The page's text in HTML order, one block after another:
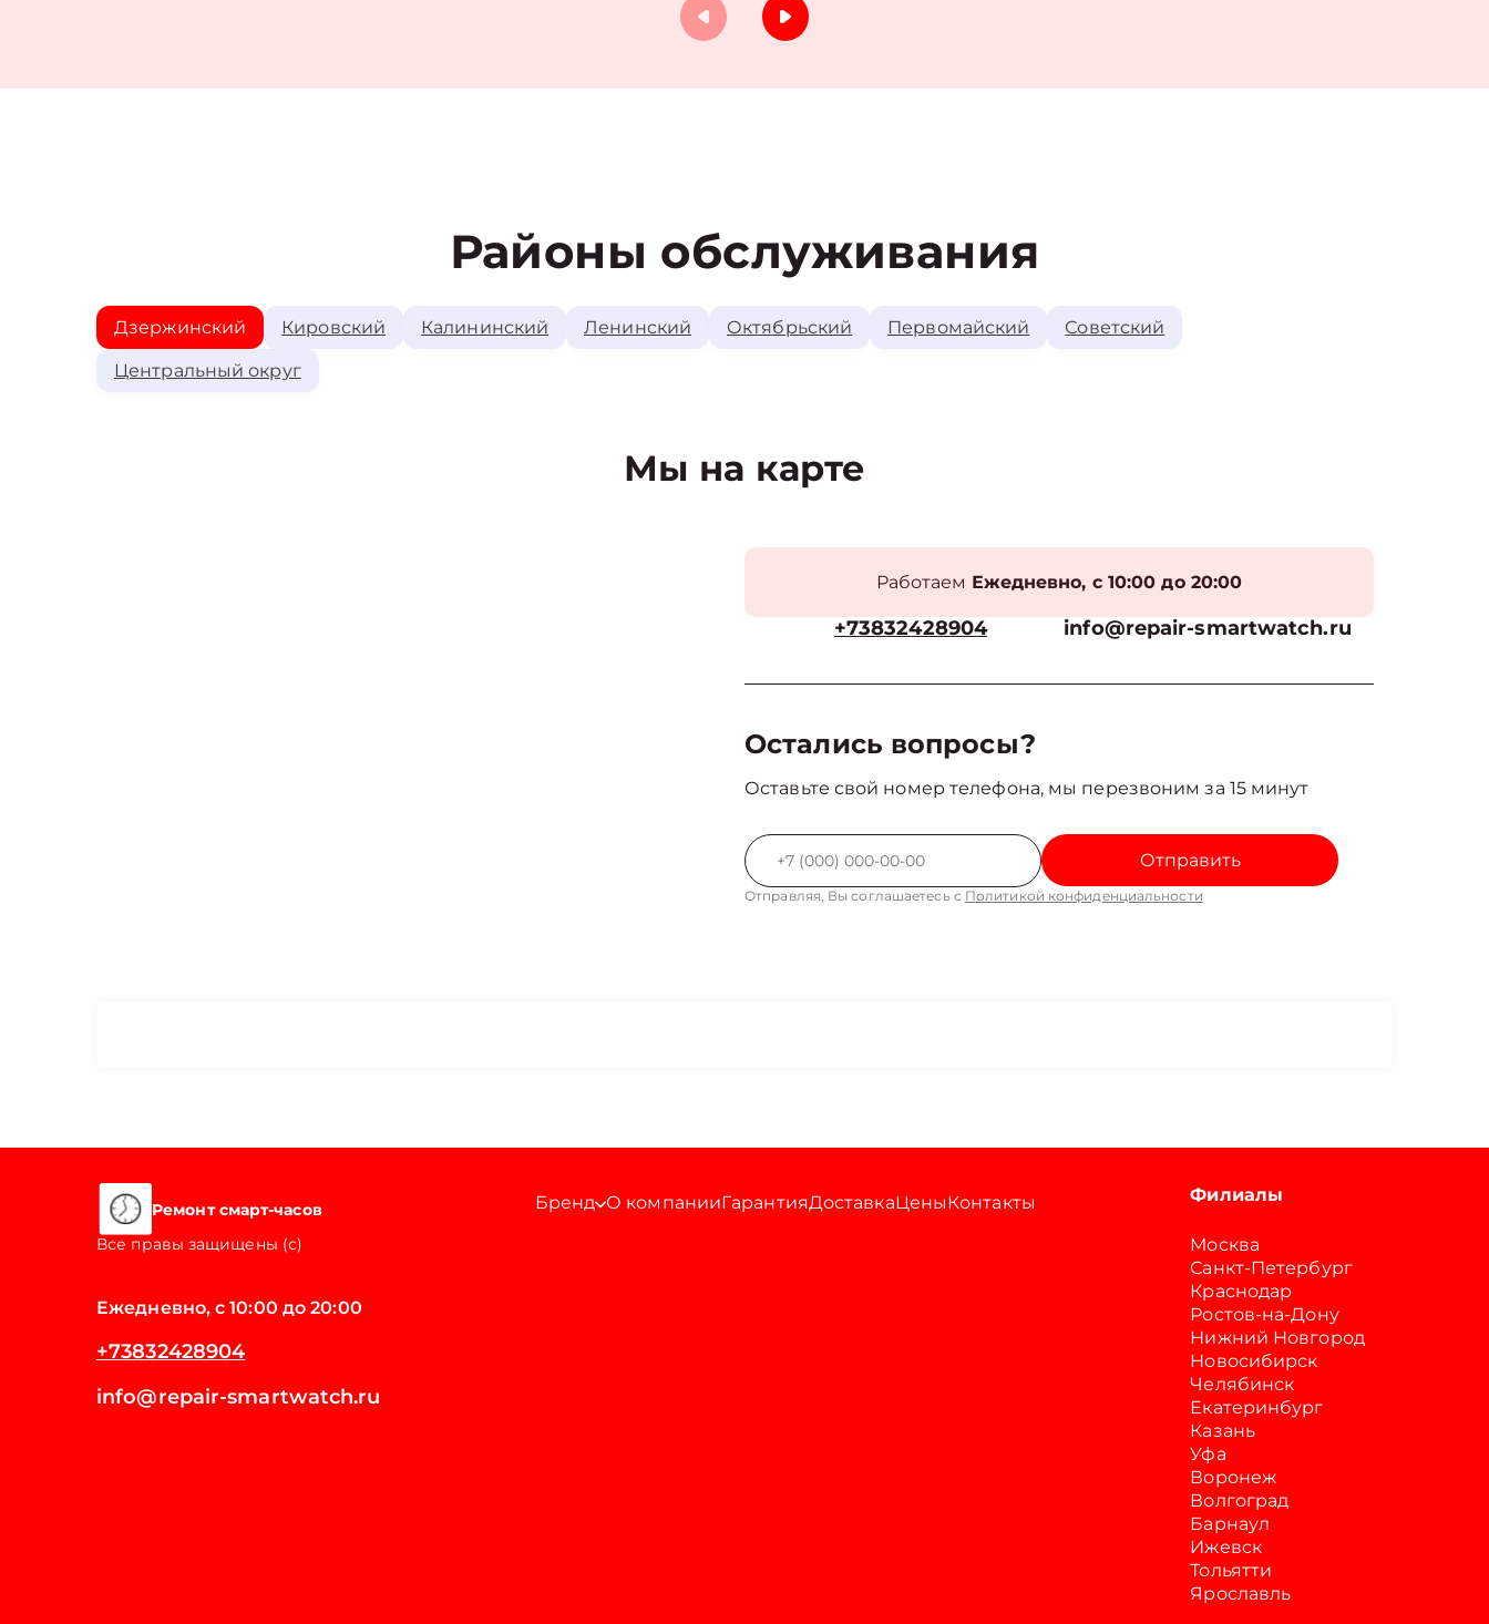
Районы обслуживания
Дзержинский Кировский Калининский Ленинский Октябрьский Первомайский Советский
Центральный округ
Мы на карте
Работаем Ежедневно, с 10:00 до 20:00
+73832428904 info@repair-smartwatch.ru
Остались вопросы?
Оставьте свой номер телефона, мы перезвоним за 15 минут
Отправить
Отправляя, Вы соглашаетесь с Политикой конфиденциальности
Ремонт смарт-часов
Все правы защищены (с)
Ежедневно, с 10:00 до 20:00
+73832428904
info@repair-smartwatch.ru
Бренд О компанииГарантияДоставкаЦеныКонтакты Филиалы
Москва
Санкт-Петербург
Краснодар
Ростов-на-Дону
Нижний Новгород
Новосибирск
Челябинск
Екатеринбург
Казань
Уфа
Воронеж
Волгоград
Барнаул
Ижевск
Тольятти
Ярославль